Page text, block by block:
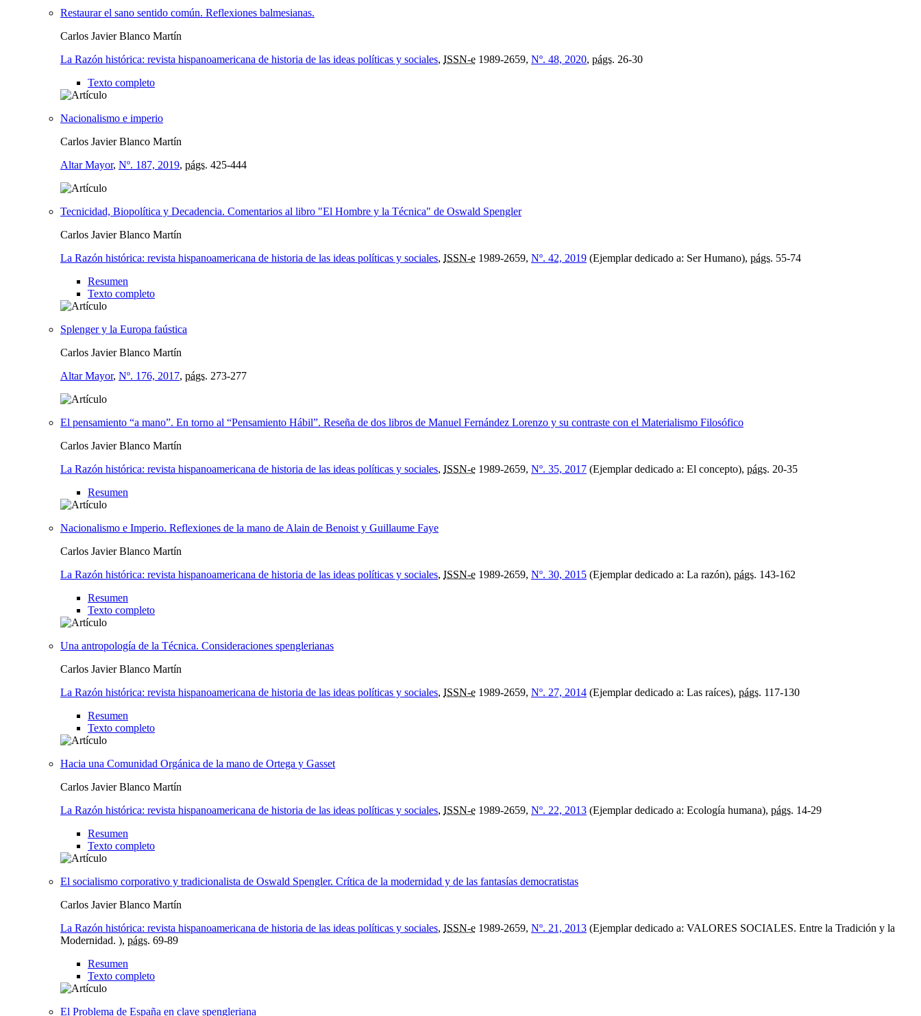
Restaurar el sano sentido común. Reflexiones balmesianas.
Carlos Javier Blanco Martín
La Razón histórica: revista hispanoamericana de historia de las ideas políticas y sociales, ISSN-e 1989-2659, Nº. 48, 2020, págs. 26-30
Texto completo
Nacionalismo e imperio
Carlos Javier Blanco Martín
Altar Mayor, Nº. 187, 2019, págs. 425-444
Tecnicidad, Biopolítica y Decadencia. Comentarios al libro "El Hombre y la Técnica" de Oswald Spengler
Carlos Javier Blanco Martín
La Razón histórica: revista hispanoamericana de historia de las ideas políticas y sociales, ISSN-e 1989-2659, Nº. 42, 2019 (Ejemplar dedicado a: Ser Humano), págs. 55-74
Resumen
Texto completo
Splenger y la Europa faústica
Carlos Javier Blanco Martín
Altar Mayor, Nº. 176, 2017, págs. 273-277
El pensamiento “a mano”. En torno al “Pensamiento Hábil”. Reseña de dos libros de Manuel Fernández Lorenzo y su contraste con el Materialismo Filosófico
Carlos Javier Blanco Martín
La Razón histórica: revista hispanoamericana de historia de las ideas políticas y sociales, ISSN-e 1989-2659, Nº. 35, 2017 (Ejemplar dedicado a: El concepto), págs. 20-35
Resumen
Nacionalismo e Imperio. Reflexiones de la mano de Alain de Benoist y Guillaume Faye
Carlos Javier Blanco Martín
La Razón histórica: revista hispanoamericana de historia de las ideas políticas y sociales, ISSN-e 1989-2659, Nº. 30, 2015 (Ejemplar dedicado a: La razón), págs. 143-162
Resumen
Texto completo
Una antropología de la Técnica. Consideraciones spenglerianas
Carlos Javier Blanco Martín
La Razón histórica: revista hispanoamericana de historia de las ideas políticas y sociales, ISSN-e 1989-2659, Nº. 27, 2014 (Ejemplar dedicado a: Las raíces), págs. 117-130
Resumen
Texto completo
Hacia una Comunidad Orgánica de la mano de Ortega y Gasset
Carlos Javier Blanco Martín
La Razón histórica: revista hispanoamericana de historia de las ideas políticas y sociales, ISSN-e 1989-2659, Nº. 22, 2013 (Ejemplar dedicado a: Ecología humana), págs. 14-29
Resumen
Texto completo
El socialismo corporativo y tradicionalista de Oswald Spengler. Crítica de la modernidad y de las fantasías democratistas
Carlos Javier Blanco Martín
La Razón histórica: revista hispanoamericana de historia de las ideas políticas y sociales, ISSN-e 1989-2659, Nº. 21, 2013 (Ejemplar dedicado a: VALORES SOCIALES. Entre la Tradición y la
Modernidad. ), págs. 69-89
Resumen
Texto completo
El Problema de España en clave spengleriana